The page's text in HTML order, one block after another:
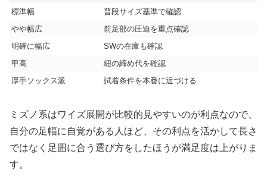
標準幅
普段サイズ基準で確認
やや幅広
前足部の圧迫を重点確認
明確に幅広
SWの在庫も確認
甲高
紐の締め代を確認
厚手ソックス派
試着条件を本番に近づける
ミズノ系はワイズ展開が比較的見やすいのが利点なので、
自分の足幅に自覚がある人ほど、その利点を活かして長さ
ではなく足囲に合う選び方をしたほうが満足度は上がりま
す。